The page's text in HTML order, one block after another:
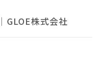
GLOE株式会社